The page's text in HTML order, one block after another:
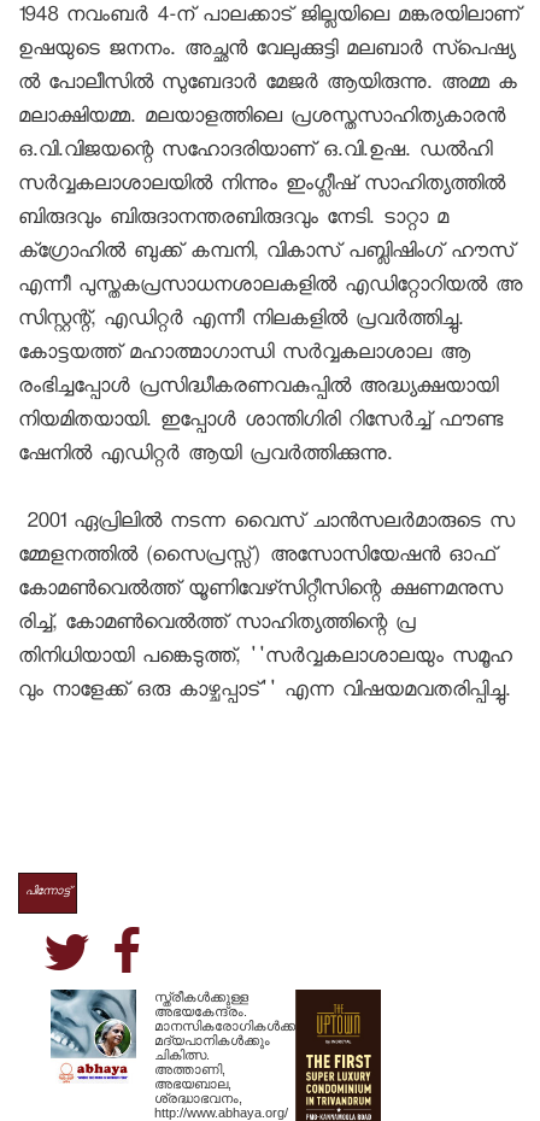
1948 നവംബർ 4-ന്‌ പാലക്കാട് ജില്ലയിലെ മങ്കരയിലാണ്
ഉഷയുടെ ജനനം. അച്ഛൻ വേലുക്കുട്ടി മലബാർ സ്പെഷ്യ
ൽ പോലീസിൽ സുബേദാർ മേജർ ആയിരുന്നു. അമ്മ ക
മലാക്ഷിയമ്മ. മലയാളത്തിലെ പ്രശസ്തസാഹിത്യകാരൻ
ഒ.വി.വിജയന്റെ സഹോദരിയാണ്‌ ഒ.വി.ഉഷ. ഡൽഹി
സർവ്വകലാശാലയിൽ നിന്നും ഇംഗ്ലീഷ് സാഹിത്യത്തിൽ
ബിരുദവും ബിരുദാനന്തരബിരുദവും നേടി. ടാറ്റാ മ
ക്ഗ്രോഹിൽ ബുക്ക്‌ കമ്പനി, വികാസ് പബ്ലിഷിംഗ് ഹൗസ്
എന്നീ പുസ്തകപ്രസാധനശാലകളിൽ എഡിറ്റോറിയൽ അ
സിസ്റ്റന്റ്‌, എഡിറ്റർ എന്നീ നിലകളിൽ പ്രവർത്തിച്ചു.
കോട്ടയത്ത് മഹാത്മാഗാന്ധി സർവ്വകലാശാല ആ
രംഭിച്ചപ്പോൾ പ്രസിദ്ധീകരണവകുപ്പിൽ അദ്ധ്യക്ഷയായി
നിയമിതയായി. ഇപ്പോൾ ശാന്തിഗിരി റിസേർച്ച് ഫൗണ്ട
ഷേനിൽ എഡിറ്റർ ആയി പ്രവർത്തിക്കുന്നു.
മ്മേളനത്തില്‍ (സൈപ്രസ്സ്) അസോസിയേഷന്‍ ഓഫ്
കോമണ്‍വെല്‍ത്ത് യൂണിവേഴ്‌സിറ്റീസിന്റെ ക്ഷണമനുസ
രിച്ച്, കോമണ്‍വെല്‍ത്ത് സാഹിത്യത്തിന്റെ പ്ര
തിനിധിയായി പങ്കെടുത്ത്, ''സര്‍വ്വകലാശാലയും സമൂഹ
വും നാളേക്ക് ഒരു കാഴ്ചപ്പാട്'' എന്ന വിഷയമവതരിപ്പിച്ചു.
പിന്നോട്ട്
സ്ത്രീകള്‍ക്കുള്ള
അഭയകേന്ദ്രം.
മാനസികരോഗികള്‍ക്കും
മദ്യപാനികള്‍ക്കും
ചികിത്സ.
അത്താണി,
അഭയബാല,
ശ്രദ്ധാഭവനം,
http://www.abhaya.org/